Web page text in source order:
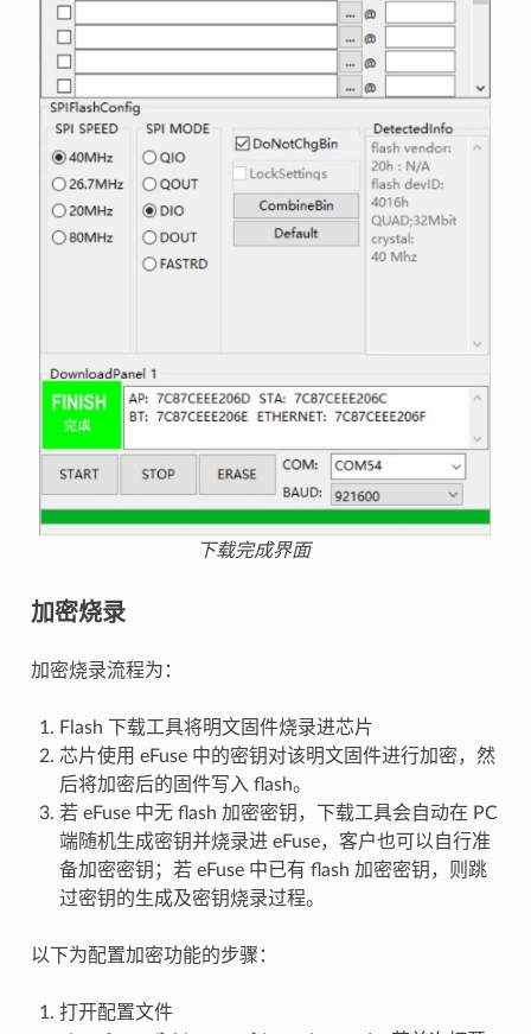
下载完成界面
加密烧录
加密烧录流程为：
Flash 下载工具将明文固件烧录进芯片
芯片使用 eFuse 中的密钥对该明文固件进行加密，然
后将加密后的固件写入 flash。
若 eFuse 中无 flash 加密密钥，下载工具会自动在 PC
端随机生成密钥并烧录进 eFuse，客户也可以自行准
备加密密钥；若 eFuse 中已有 flash 加密密钥，则跳
过密钥的生成及密钥烧录过程。
以下为配置加密功能的步骤：
打开配置文件